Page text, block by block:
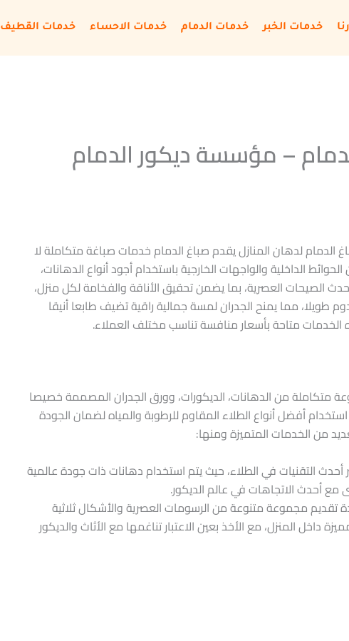
خدمات الخبر خدمات الدمام خدمات الاحساء خدمات القطيف
– مؤسسة ديكور الدمام
الدمام لدهان المنازل يقدم صباغ الدمام خدمات صباغة متكاملة لا
الداخلية والواجهات الخارجية باستخدام أجود أنواع الدهانات،
الصيحات العصرية، بما يضمن تحقيق الأناقة والفخامة لكل منزل،
طويلا، مما يمنح الجدران لمسة جمالية راقية تضيف طابعا أنيقا
متاحة بأسعار منافسة تناسب مختلف العملاء.
متكاملة من الدهانات، الديكورات، وورق الجدران المصممة خصيصا
أفضل أنواع الطلاء المقاوم للرطوبة والمياه لضمان الجودة
من الخدمات المتميزة ومنها:
أحدث التقنيات في الطلاء، حيث يتم استخدام دهانات ذات جودة عالمية
أحدث الاتجاهات في عالم الديكور.
تقديم مجموعة متنوعة من الرسومات العصرية والأشكال ثلاثية
داخل المنزل، مع الأخذ بعين الاعتبار تناغمها مع الأثاث والديكور